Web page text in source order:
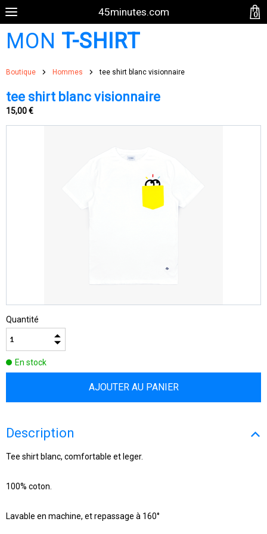
45minutes.com
MON T-SHIRT
Boutique Hommes tee shirt blanc visionnaire
tee shirt blanc visionnaire
15,00 €
Quantité
En stock
Description
Tee shirt blanc, comfortable et leger.
100% coton.
Lavable en machine, et repassage à 160°
0